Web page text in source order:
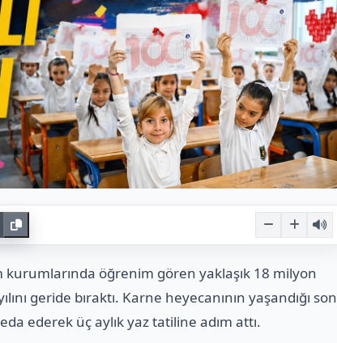
öğrenim gören yaklaşık 18 milyon
geride bıraktı. Karne heyecanının yaşandığı son
ederek üç aylık yaz tatiline adım attı.